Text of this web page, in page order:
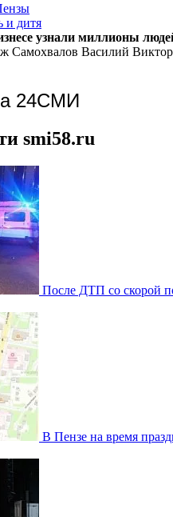
и дитя
узнали миллионы
Самохвалов Василий
24СМИ
smi58.ru
После ДТП со скорой
В Пензе на время